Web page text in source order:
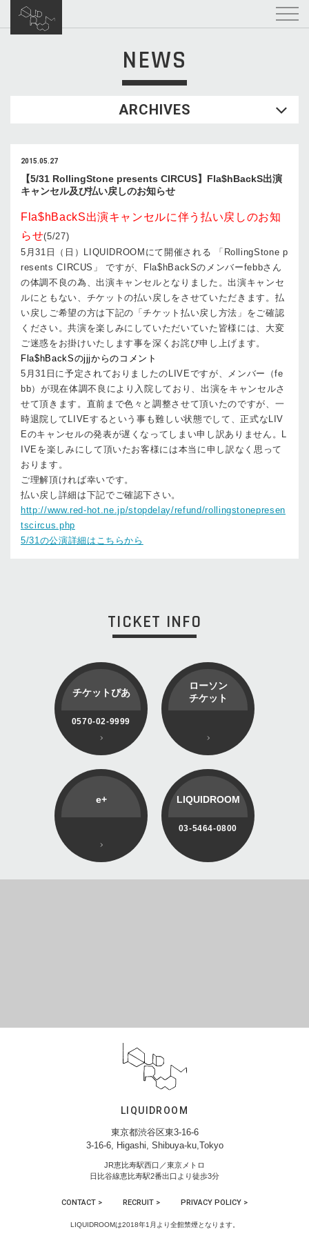
NEWS
ARCHIVES
2015.05.27
【5/31 RollingStone presents CIRCUS】Fla$hBackS出演
キャンセル及び払い戻しのお知らせ
Fla$hBackS出演キャンセルに伴う払い戻しのお知
らせ(5/27)
5月31日（日）LIQUIDROOMにて開催される 「RollingStone p
resents CIRCUS」 ですが、Fla$hBackSのメンバーfebbさん
の体調不良の為、出演キャンセルとなりました。出演キャンセ
ルにともない、チケットの払い戻しをさせていただきます。払
い戻しご希望の方は下記の「チケット払い戻し方法」をご確認
ください。共演を楽しみにしていただいていた皆様には、大変
ご迷惑をお掛けいたします事を深くお詫び申し上げます。
Fla$hBackSのjjjからのコメント
5月31日に予定されておりましたのLIVEですが、メンバー（fe
bb）が現在体調不良により入院しており、出演をキャンセルさ
せて頂きます。直前まで色々と調整させて頂いたのですが、一
時退院してLIVEするという事も難しい状態でして、正式なLIV
Eのキャンセルの発表が遅くなってしまい申し訳ありません。L
IVEを楽しみにして頂いたお客様には本当に申し訳なく思って
おります。
ご理解頂ければ幸いです。
払い戻し詳細は下記でご確認下さい。
http://www.red-hot.ne.jp/stopdelay/refund/rollingstonepresen
tscircus.php
5/31の公演詳細はこちらから
TICKET INFO
チケットぴあ
0570-02-9999
ローソン
チケット
e+ LIQUIDROOM
03-5464-0800
LIQUIDROOM
東京都渋谷区東3-16-6
3-16-6, Higashi, Shibuya-ku,Tokyo
JR恵比寿駅西口／東京メトロ
日比谷線恵比寿駅2番出口より徒歩3分
CONTACT > RECRUIT > PRIVACY POLICY >
LIQUIDROOMは2018年1月より全館禁煙となります。